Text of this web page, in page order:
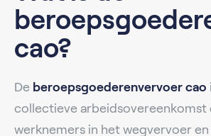
cao?
De beroepsgoederenvervoer cao
collectieve
werknemers in het wegvervoer